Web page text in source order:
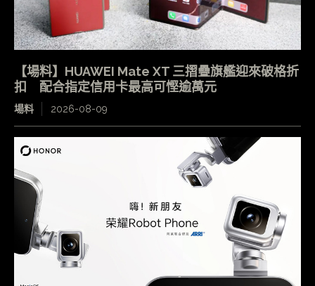
【場料】HUAWEI Mate XT 三摺疊旗艦迎來破格折
扣 配合指定信用卡最高可慳逾萬元
場料 2026-08-09